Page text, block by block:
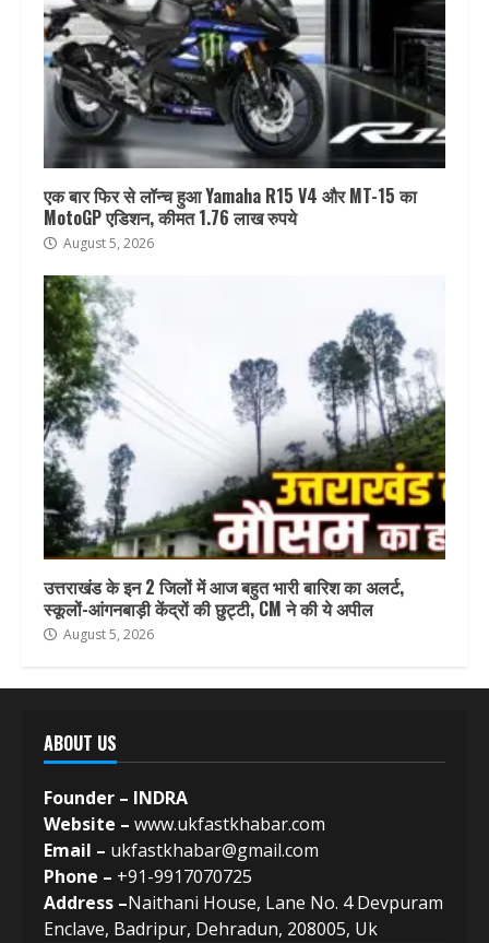
एक बार फिर से लॉन्च हुआ Yamaha R15 V4 और MT-15 का
MotoGP एडिशन, कीमत 1.76 लाख रुपये
August 5, 2026
उत्तराखंड के इन 2 जिलों में आज बहुत भारी बारिश का अलर्ट,
स्कूलों-आंगनबाड़ी केंद्रों की छुट्टी, CM ने की ये अपील
August 5, 2026
ABOUT US
Founder – INDRA
Website – www.ukfastkhabar.com
Email – ukfastkhabar@gmail.com
Phone – +91-9917070725
Address –Naithani House, Lane No. 4 Devpuram
Enclave, Badripur, Dehradun, 208005, Uk